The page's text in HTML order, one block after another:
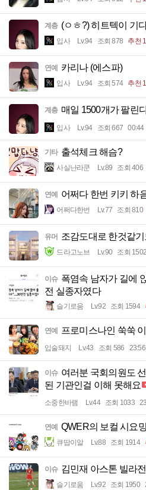
계층 (ㅇㅎ?) 히트텍이 기
입사 Lv.94 조회 878 추천 1
연예 카리나 (에스파)
입사 Lv.94 조회 574 추천 1
계층 매일 1500개가 팔린
입사 Lv.94 조회 667 00:44
기타 출석체크 해슴?
사실난라쿤 Lv.89 조회 406
연예 어쩌다 한번 키키 하
어쩌다한번 Lv.77 조회 810
유머 조감도대로 한것같
드라고노브 Lv.90 조회 1502
이슈 폭염속 남자가 길에
전 실종자였다
슬기로움 Lv.92 조회 1594
연예 프로미스나인 쑥쑥
입술돼지 Lv.43 조회 586 23:56
이슈 여러분 국회의원도
된 기관인걸 이해 못해요
소중한바램 Lv.44 조회 1033
연예 QWER의 보컬 시요
큐땁이알 Lv.88 조회 1914
이슈 김민재 아스톤 빌라
슬기로움 Lv.92 조회 1950